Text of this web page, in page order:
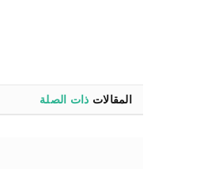
المقالات ذات الصلة